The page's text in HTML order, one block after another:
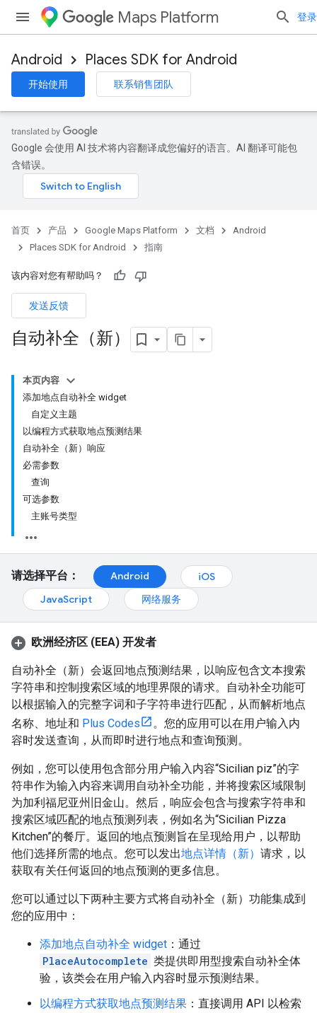
Maps Platform 登录
Android Places SDK for Android
开始使用 联系销售团队
Google 会使用 AI 技术将内容翻译成您偏好的语言。AI 翻译可能包
含错误。
首页 产品 Google Maps Platform 文档
Android
Places SDK for Android
指南
该内容对您有帮助吗？
发送反馈
自动补全（新）
本页内容
添加地点自动补全 widget
自定义主题
以编程方式获取地点预测结果
自动补全（新）响应
必需参数
查询
可选参数
主账号类型
请选择平台： Android
iOS
JavaScript
网络服务
欧洲经济区 (EEA) 开发者
自动补全（新）会返回地点预测结果，以响应包含文本搜索
字符串和控制搜索区域的地理界限的请求。自动补全功能可
以根据输入的完整字词和子字符串进行匹配，从而解析地点
名称、地址和 Plus Codes
。您的应用可以在用户输入内
容时发送查询，从而即时进行地点和查询预测。
例如，您可以使用包含部分用户输入内容“Sicilian piz”的字
符串作为输入内容来调用自动补全功能，并将搜索区域限制
为加利福尼亚州旧金山。然后，响应会包含与搜索字符串和
搜索区域匹配的地点预测列表，例如名为“Sicilian Pizza
Kitchen”的餐厅。返回的地点预测旨在呈现给用户，以帮助
他们选择所需的地点。您可以发出地点详情（新） 请求，以
获取有关任何返回的地点预测的更多信息。
您可以通过以下两种主要方式将自动补全（新）功能集成到
您的应用中：
添加地点自动补全 widget ：通过
PlaceAutocomplete 类提供即用型搜索自动补全体
验，该类会在用户输入内容时显示预测结果。
以编程方式获取地点预测结果 ：直接调用 API 以检索